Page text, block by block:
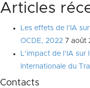
Articles
Les effets de l’IA
OCDE, 2022 7 août
L’impact de l’IA
Internationale du
Contacts